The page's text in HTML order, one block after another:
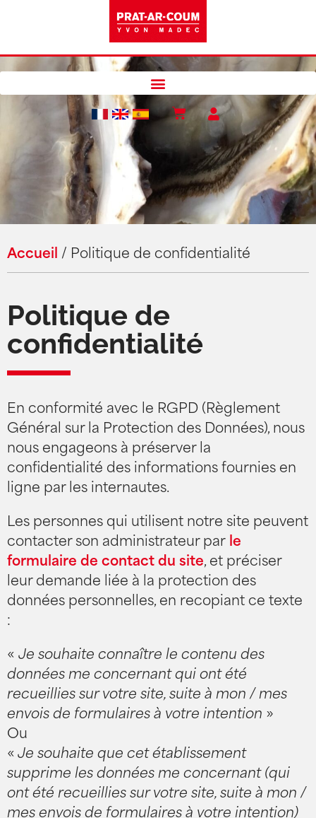
Accueil / Politique de confidentialité
Politique de
confidentialité
En conformité avec le RGPD (Règlement
Général sur la Protection des Données), nous
nous engageons à préserver la
confidentialité des informations fournies en
ligne par les internautes.
Les personnes qui utilisent notre site peuvent
contacter son administrateur par le
formulaire de contact du site, et préciser
leur demande liée à la protection des
données personnelles, en recopiant ce texte
:
« Je souhaite connaître le contenu des
données me concernant qui ont été
recueillies sur votre site, suite à mon / mes
envois de formulaires à votre intention »
Ou
« Je souhaite que cet établissement
supprime les données me concernant (qui
ont été recueillies sur votre site, suite à mon /
mes envois de formulaires à votre intention)